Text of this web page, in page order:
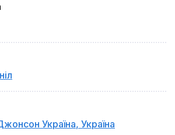
Україна, Україна